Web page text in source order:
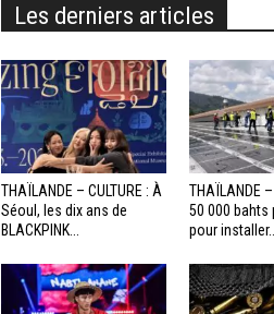
Les derniers articles
THAÏLANDE – CULTURE : À
Séoul, les dix ans de
BLACKPINK...
THAÏLANDE –
50 000 bahts
pour